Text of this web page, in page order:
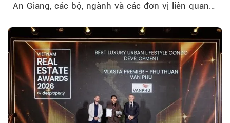
An Giang, các bộ, ngành và các đơn vị liên quan